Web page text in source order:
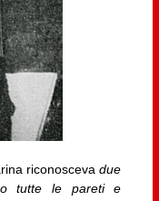
riconoscevadue
tutte le pareti e